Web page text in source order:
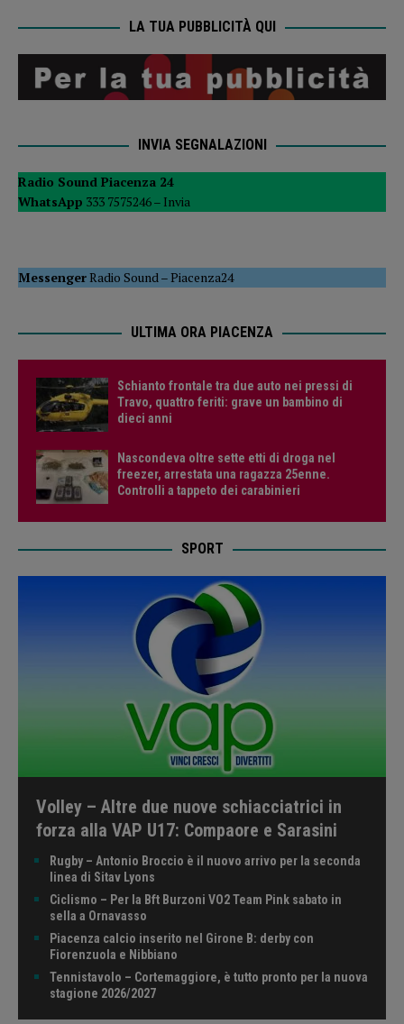
LA TUA PUBBLICITÀ QUI
INVIA SEGNALAZIONI
Radio Sound Piacenza 24
WhatsApp 333 7575246 – Invia
MessengerRadio Sound–Piacenza24
ULTIMA ORA PIACENZA
Schianto frontale tra due auto nei pressi di
Travo, quattro feriti: grave un bambino di
dieci anni
Nascondeva oltre sette etti di droga nel
freezer, arrestata una ragazza 25enne.
Controlli a tappeto dei carabinieri
SPORT
Volley – Altre due nuove schiacciatrici in
forza alla VAP U17: Compaore e Sarasini
Rugby – Antonio Broccio è il nuovo arrivo per la seconda
linea di Sitav Lyons
Ciclismo – Per la Bft Burzoni VO2 Team Pink sabato in
sella a Ornavasso
Piacenza calcio inserito nel Girone B: derby con
Fiorenzuola e Nibbiano
Tennistavolo – Cortemaggiore, è tutto pronto per la nuova
stagione 2026/2027